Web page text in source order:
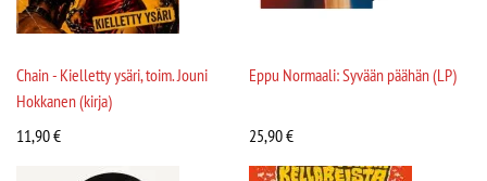
Chain - Kielletty ysäri, toim. Jouni
Hokkanen (kirja)
11,90€
Eppu Normaali: Syvään päähän (LP)
25,90€